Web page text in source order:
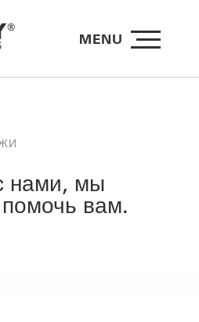
MENU
нами, мы
вам.